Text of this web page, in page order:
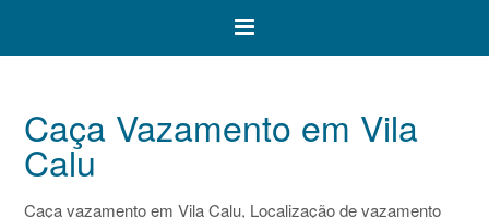
Caça Vazamento em Vila
Calu
Caça vazamento em Vila Calu, Localização de vazamento